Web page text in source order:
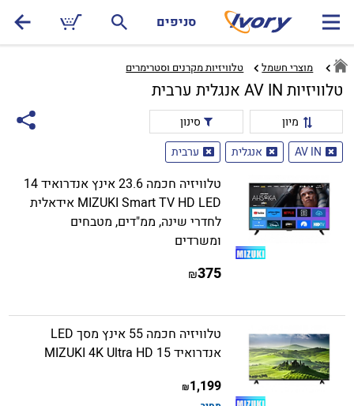
סניפים
מוצרי חשמל טלוויזיות מקרנים וסטרימרים‏
טלוויזיות AV IN אנגלית ערבית
מיון
סינון
AV IN
אנגלית ערבית
טלוויזיה חכמה 23.6 אינץ אנדרואיד 14
MIZUKI Smart TV HD LED אידאלית
לחדרי שינה, ממ"דים, מטבחים
ומשרדים
375
₪
טלוויזיה חכמה 55 אינץ מסך LED
אנדרואיד 15 MIZUKI 4K Ultra HD
1,199
₪